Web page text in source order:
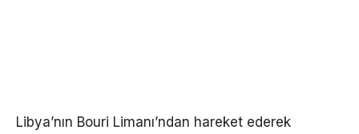
Libya’nın Bouri Limanı’ndan hareket ederek